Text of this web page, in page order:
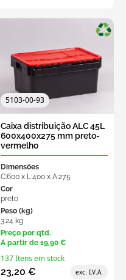
5103-00-93
Caixa distribuição ALC 45L
600x400x275 mm preto-
vermelho
Dimensões
C:600 x L:400 x A:275
Cor
preto
Peso (kg)
3.24 kg
Preço por qtd.
A partir de 19,90 €
137 Itens em stock
23,20 €